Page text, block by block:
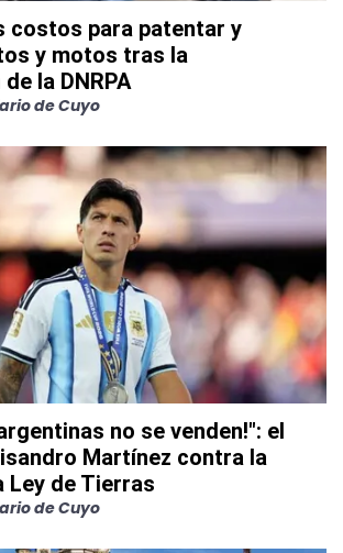
costos para patentar y
y motos tras la
la DNRPA
de Cuyo
no se venden!": el
Martínez contra la
Ley de Tierras
de Cuyo